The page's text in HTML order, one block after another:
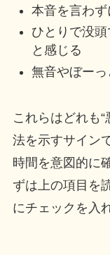
本音を言わ
ひとりで没
と感じる
無音やぼー
これらはどれも
法を示すサイン
時間を意図的に
ずは上の項目を
にチェックを入